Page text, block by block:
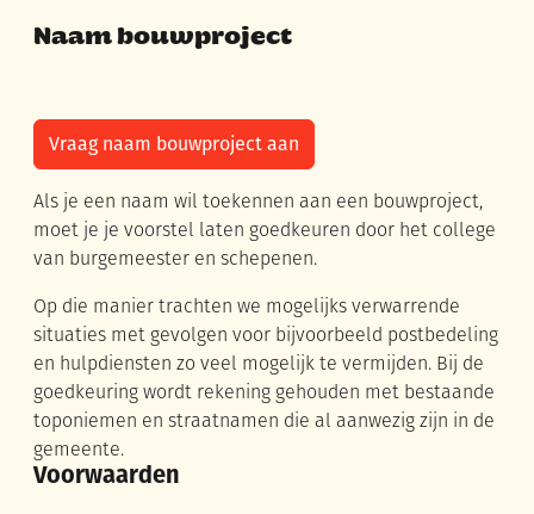
Naam bouwproject
Vraag naam bouwproject aan
Als je een naam wil toekennen aan een bouwproject,
moet je je voorstel laten goedkeuren door het college
van burgemeester en schepenen.
Op die manier trachten we mogelijks verwarrende
situaties met gevolgen voor bijvoorbeeld postbedeling
en hulpdiensten zo veel mogelijk te vermijden. Bij de
goedkeuring wordt rekening gehouden met bestaande
toponiemen en straatnamen die al aanwezig zijn in de
gemeente.
Voorwaarden